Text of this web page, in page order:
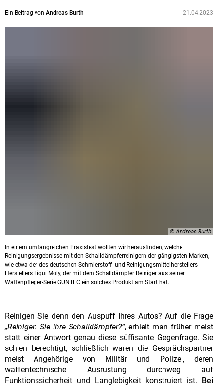
Ein Beitrag von Andreas Burth 21.04.2023
© Andreas Burth
In einem umfangreichen Praxistest wollten wir herausfinden, welche
Reinigungsergebnisse mit den Schalldämpferreinigern der gängigsten Marken,
wie etwa der des deutschen Schmierstoff- und Reinigungsmittelherstellers
Herstellers Liqui Moly, der mit dem Schalldämpfer Reiniger aus seiner
Waffenpfleger-Serie GUNTEC ein solches Produkt am Start hat.
Reinigen Sie denn den Auspuff Ihres Autos? Auf die Frage
„Reinigen Sie Ihre Schalldämpfer?“, erhielt man früher meist
statt einer Antwort genau diese süffisante Gegenfrage. Sie
schien berechtigt, schließlich waren die Gesprächspartner
meist Angehörige von Militär und Polizei, deren
waffentechnische Ausrüstung durchweg auf
Funktionssicherheit und Langlebigkeit konstruiert ist.
Bei